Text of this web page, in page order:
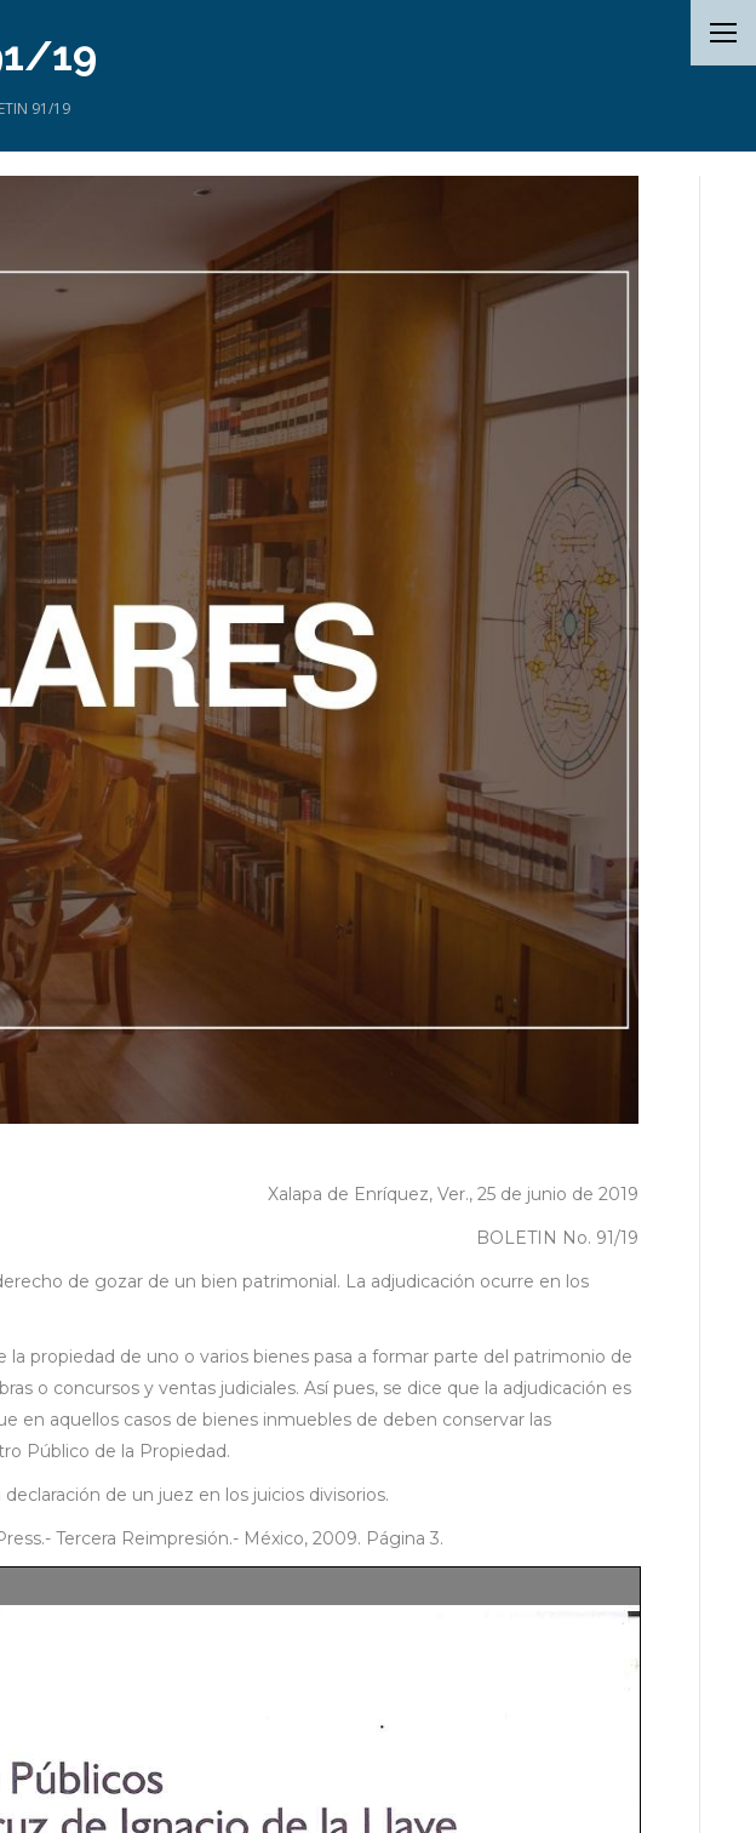
19
91/19
Xalapa de Enríquez, Ver., 25 de junio de 2019
BOLETIN No. 91/19
de gozar de un bien patrimonial. La adjudicación ocurre en los
propiedad de uno o varios bienes pasa a formar parte del patrimonio de
o concursos y ventas judiciales. Así pues, se dice que la adjudicación es
en aquellos casos de bienes inmuebles de deben conservar las
Público de la Propiedad.
de un juez en los juicios divisorios.
Tercera Reimpresión.- México, 2009. Página 3.